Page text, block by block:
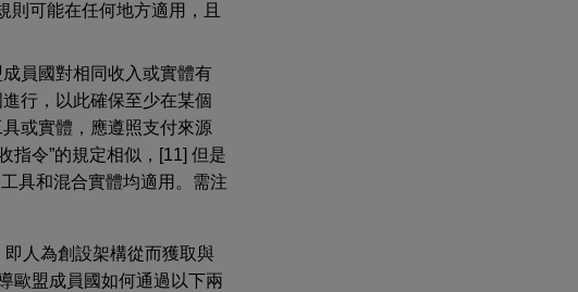
則可能在任何地方適用，且
員國對相同收入或實體有
行，以此確保至少在某個
或實體，應遵照支付來源
指令”的規定相似，[11] 但是
具和混合實體均適用。需注
即人為創設架構從而獲取與
歐盟成員國如何通過以下兩